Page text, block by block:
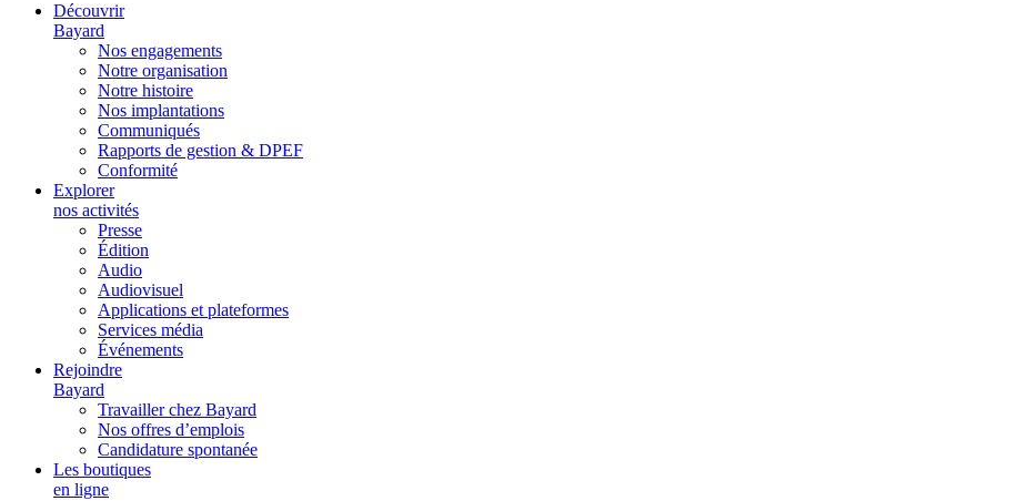
Découvrir
Bayard
Nos engagements
Notre organisation
Notre histoire
Nos implantations
Communiqués
Rapports de gestion & DPEF
Conformité
Explorer
nos activités
Presse
Édition
Audio
Audiovisuel
Applications et plateformes
Services média
Événements
Rejoindre
Bayard
Travailler chez Bayard
Nos offres d’emplois
Candidature spontanée
Les boutiques
en ligne